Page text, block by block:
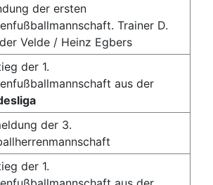
der ersten
Trainer D.
Velde / Heinz Egbers
der 1.
aus der
der 3.
der 1.